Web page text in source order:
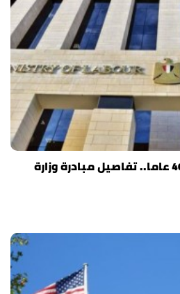
فرص عمل لمن تجاوزوا 40 عاما.. تفاصيل مبادرة وزارة